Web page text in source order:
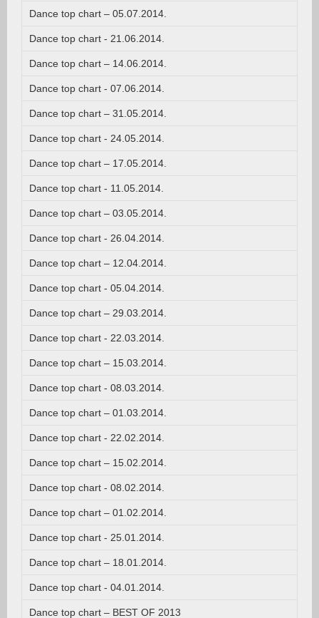
Dance top chart – 05.07.2014.
Dance top chart - 21.06.2014.
Dance top chart – 14.06.2014.
Dance top chart - 07.06.2014.
Dance top chart – 31.05.2014.
Dance top chart - 24.05.2014.
Dance top chart – 17.05.2014.
Dance top chart - 11.05.2014.
Dance top chart – 03.05.2014.
Dance top chart - 26.04.2014.
Dance top chart – 12.04.2014.
Dance top chart - 05.04.2014.
Dance top chart – 29.03.2014.
Dance top chart - 22.03.2014.
Dance top chart – 15.03.2014.
Dance top chart - 08.03.2014.
Dance top chart – 01.03.2014.
Dance top chart - 22.02.2014.
Dance top chart – 15.02.2014.
Dance top chart - 08.02.2014.
Dance top chart – 01.02.2014.
Dance top chart - 25.01.2014.
Dance top chart – 18.01.2014.
Dance top chart - 04.01.2014.
Dance top chart – BEST OF 2013